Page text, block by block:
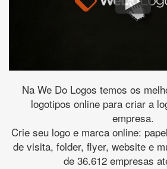
Na We Do Logos temos os
logotipos online para criar a
empresa.
Crie seu logo e marca online:
de visita, folder, flyer, website e
de 36.612 empresas